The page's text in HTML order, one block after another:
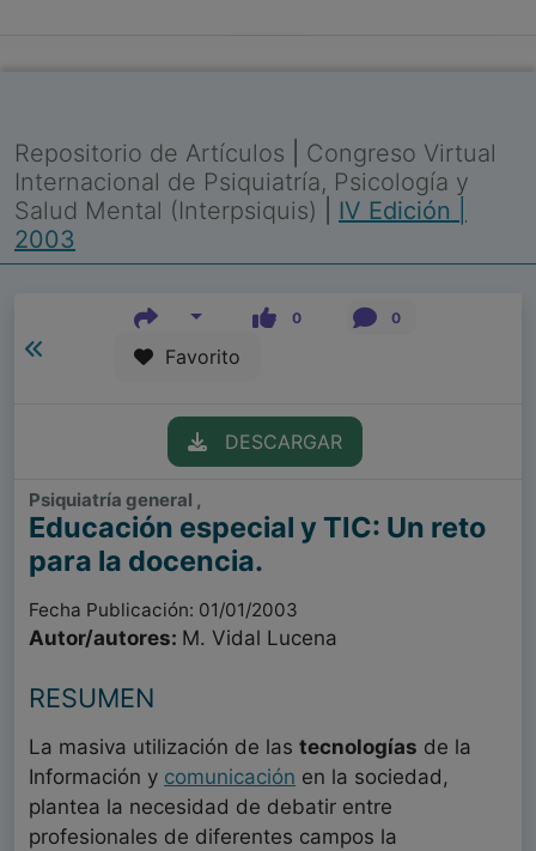
Repositorio de Artículos
Congreso Virtual
Internacional de Psiquiatría, Psicología y
Salud Mental (Interpsiquis)
IV Edición |
2003
0 0
Favorito
DESCARGAR
Psiquiatría general ,
Educación especial y TIC: Un reto
para la docencia.
Fecha Publicación: 01/01/2003
Autor/autores: M. Vidal Lucena
RESUMEN
La masiva utilización de las tecnologías de la
Información y comunicación en la sociedad,
plantea la necesidad de debatir entre
profesionales de diferentes campos la